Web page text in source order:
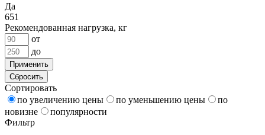
Да
651
Рекомендованная нагрузка, кг
от
до
Применить
Сбросить
Сортировать
по увеличению цены
по уменьшению цены
по
новизне
популярности
Фильтр